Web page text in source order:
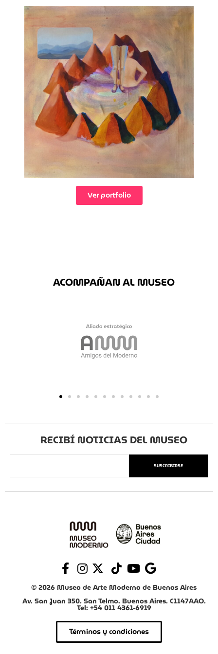
Ver portfolio
ACOMPAÑAN AL MUSEO
RECIBÍ NOTICIAS DEL MUSEO
SUSCRIBIRSE
© 2026 Museo de Arte Moderno de Buenos Aires
Av. San Juan 350. San Telmo. Buenos Aires. C1147AAO.
Tel: +54 011 4361-6919
Términos y condiciones